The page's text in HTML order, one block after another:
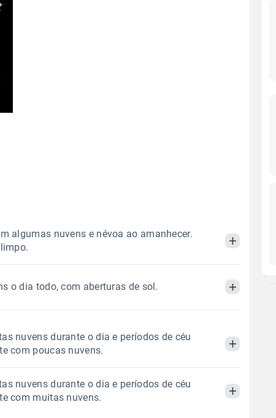
algumas nuvens e névoa ao amanhecer.
Tarde Noite
0.0mm
50%98%
06:01h às 17:40h
Minguante
o dia todo, com aberturas de sol.
Tarde Noite
Chuva
0.0mm
Umidade do ar
47%99%
nuvens durante o dia e períodos de céu
com poucas nuvens.
Noite
nuvens durante o dia e períodos de céu
com muitas nuvens.